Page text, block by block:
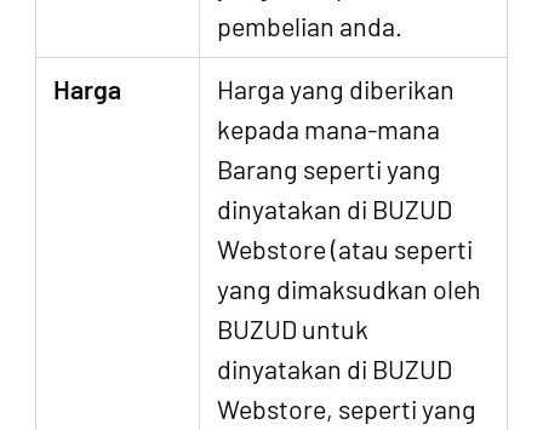
pembelian anda.
Harga
Harga yang diberikan
kepada mana-mana
Barang seperti yang
dinyatakan di BUZUD
Webstore (atau seperti
yang dimaksudkan oleh
BUZUD untuk
dinyatakan di BUZUD
Webstore, seperti yang